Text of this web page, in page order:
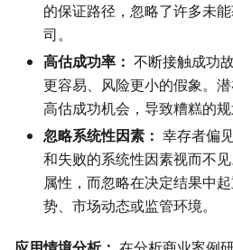
的保证路径，忽略了许多未
司。
高估成功率： 不断接触成功
更容易、风险更小的假象。
高估成功机会，导致糟糕的规
忽略系统性因素： 幸存者偏
和失败的系统性因素视而不
属性，而忽略在决定结果中
势、市场动态或监管环境。